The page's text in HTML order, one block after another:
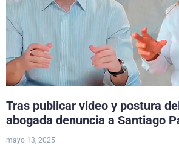
Tras publicar video y postura
abogada denuncia a Santiago
mayo 13, 2025